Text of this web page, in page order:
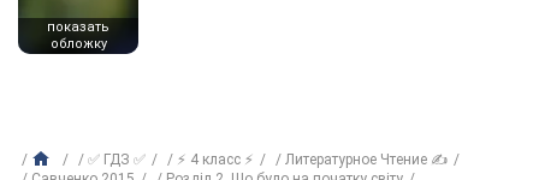
показать
обложку
✅ ГДЗ ✅ ⚡ 4 класс ⚡
Литературное Чтение ✍